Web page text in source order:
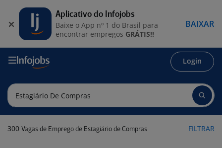
Login
300 Vagas de Emprego de Estagiário de Compras FILTRAR
Aplicativo do Infojobs
Baixe o App nº 1 do Brasil para
encontrar empregos GRÁTIS!!
BAIXAR